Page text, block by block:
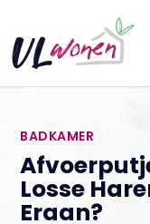
BADKAMER
Losse
Eraan?